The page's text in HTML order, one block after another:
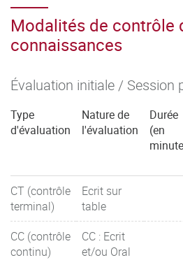
Modalités de contrôle
connaissances
Évaluation initiale / Session
Type
d'évaluation
Nature de
l'évaluation
Durée
(en
CT (contrôle
terminal)
Ecrit sur
table
CC (contrôle
continu)
CC : Ecrit
et/ou Oral